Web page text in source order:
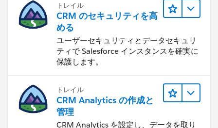
トレイル
CRM のセキュリティを高
める
ユーザーセキュリティとデータセキュリ
ティで Salesforce インスタンスを確実に
保護します。
トレイル
CRM Analytics の作成と
管理
CRM Analytics を設定し、データを取り